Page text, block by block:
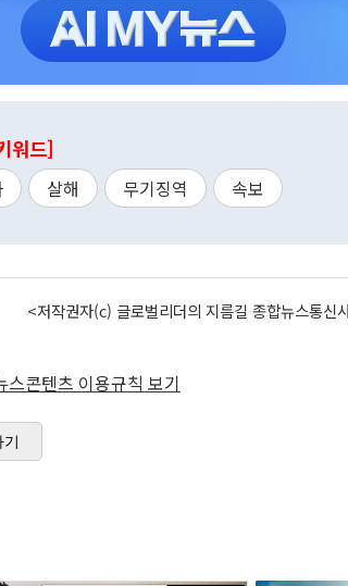
워드]
살해 무기징역 속보
<저작권자(c) 글로벌리더의 지름길 종합뉴스통
스콘텐츠 이용규칙 보기
기